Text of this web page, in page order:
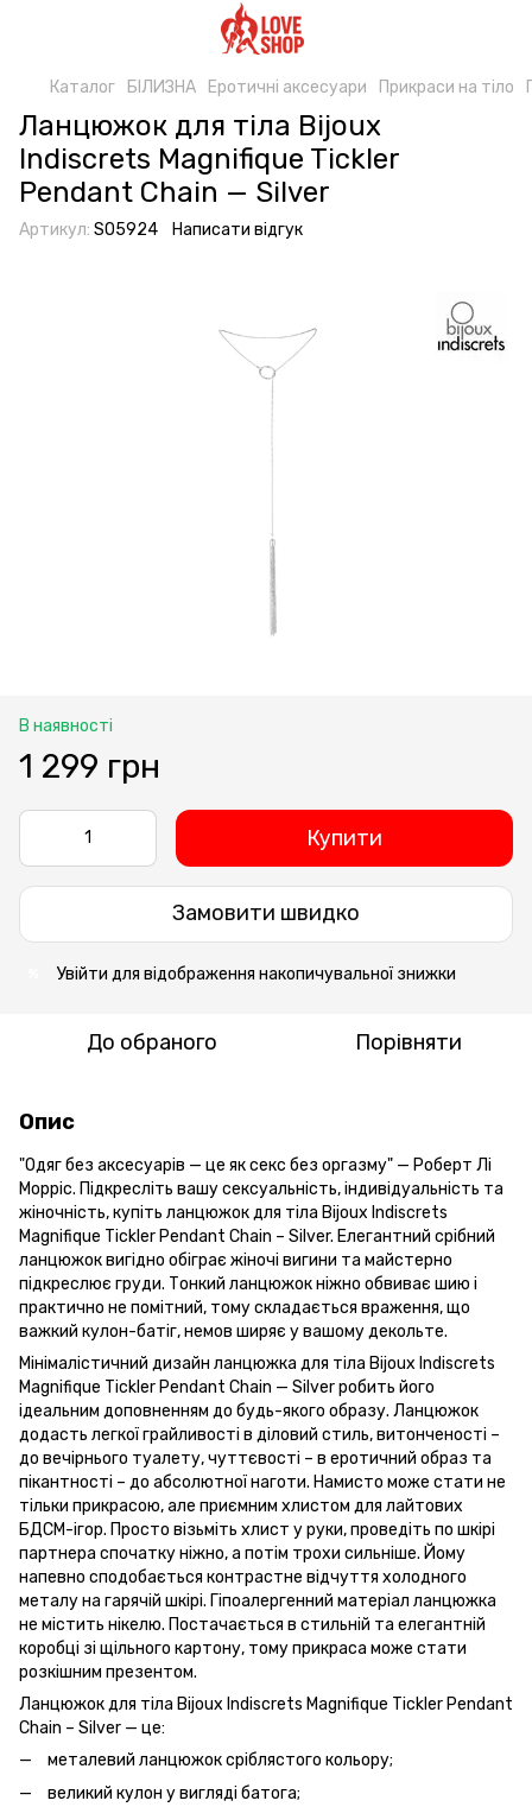
Каталог БІЛИЗНА Еротичні аксесуари Прикраси на тіло
Ланцюжок для тіла Bijoux
Indiscrets Magnifique Tickler
Pendant Chain — Silver
Артикул: SO5924 Написати відгук
В наявності
1 299 грн
Купити
Замовити швидко
Увійти для відображення накопичувальної знижки
До обраного Порівняти
Опис
"Одяг без аксесуарів — це як секс без оргазму" — Роберт Лі
Морріс. Підкресліть вашу сексуальність, індивідуальність та
жіночність, купіть ланцюжок для тіла Bijoux Indiscrets
Magnifique Tickler Pendant Chain – Silver. Елегантний срібний
ланцюжок вигідно обіграє жіночі вигини та майстерно
підкреслює груди. Тонкий ланцюжок ніжно обвиває шию і
практично не помітний, тому складається враження, що
важкий кулон-батіг, немов ширяє у вашому декольте.
Мінімалістичний дизайн ланцюжка для тіла Bijoux Indiscrets
Magnifique Tickler Pendant Chain — Silver робить його
ідеальним доповненням до будь-якого образу. Ланцюжок
додасть легкої грайливості в діловий стиль, витонченості –
до вечірнього туалету, чуттєвості – в еротичний образ та
пікантності – до абсолютної наготи. Намисто може стати не
тільки прикрасою, але приємним хлистом для лайтових
БДСМ-ігор. Просто візьміть хлист у руки, проведіть по шкірі
партнера спочатку ніжно, а потім трохи сильніше. Йому
напевно сподобається контрастне відчуття холодного
металу на гарячій шкірі. Гіпоалергенний матеріал ланцюжка
не містить нікелю. Постачається в стильній та елегантній
коробці зі щільного картону, тому прикраса може стати
розкішним презентом.
Ланцюжок для тіла Bijoux Indiscrets Magnifique Tickler Pendant
Chain – Silver — це:
металевий ланцюжок сріблястого кольору;
великий кулон у вигляді батога;